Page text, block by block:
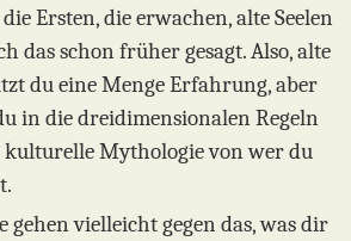
Ersten, die erwachen, alte Seelen
das schon früher gesagt. Also, alte
du eine Menge Erfahrung, aber
in die dreidimensionalen Regeln
kulturelle Mythologie von wer du
gehen vielleicht gegen das, was dir